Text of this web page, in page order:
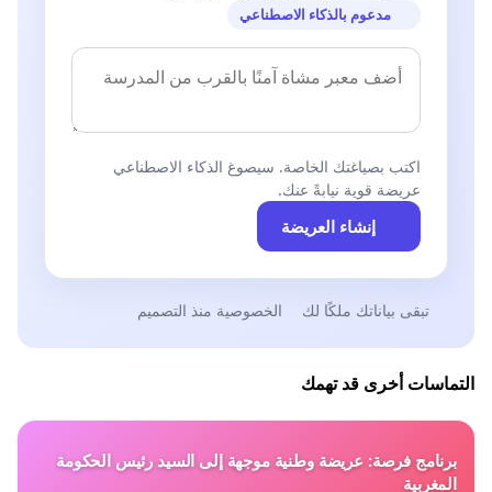
مدعوم بالذكاء الاصطناعي
اكتب بصياغتك الخاصة. سيصوغ الذكاء الاصطناعي
عريضة قوية نيابةً عنك.
إنشاء العريضة
تبقى بياناتك ملكًا لك الخصوصية منذ التصميم
التماسات أخرى قد تهمك
برنامج فرصة: عريضة وطنية موجهة إلى السيد رئيس الحكومة
المغربية